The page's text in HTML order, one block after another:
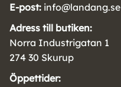
E-post: info@landang.se
Adress till butiken:
Norra Industrigatan 1
274 30 Skurup
Öppettider: